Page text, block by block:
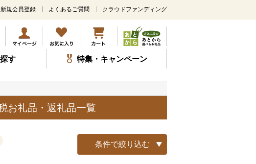
メ
ン
コ
ン
テ
ツ
キ
ッ
新規会員登録 よくあるご質問 クラウドファンディング
す 特集・キャンペーン
お礼品・返礼品一覧
条件で絞り込む